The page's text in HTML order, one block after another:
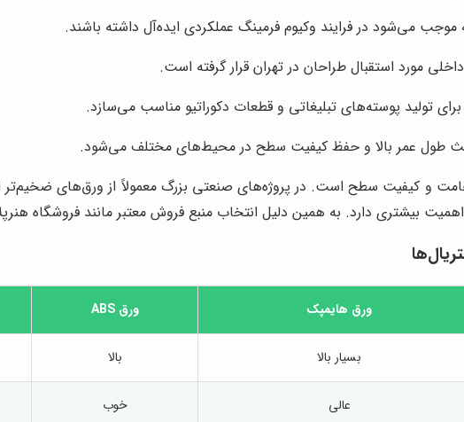
موجب می‌شود در فرایند وکیوم فرمینگ عملکردی ایده‌آل داشته باشند.
مورد استقبال طراحان در تهران قرار گرفته است.
برای تولید پوسته‌های تبلیغاتی و قطعات دکوراتیو مناسب می‌سازد.
طول عمر بالا و حفظ کیفیت سطح در محیط‌های مختلف می‌شود.
و کیفیت سطح است. در پروژه‌های صنعتی بزرگ معمولاً از ورق‌های ضخیم‌تر
بیشتری دارد. به همین دلیل انتخاب منبع فروش معتبر مانند فروشگاه
ورق هایمپک ورق ABS
بسیار بالا بالا
عالی خوب